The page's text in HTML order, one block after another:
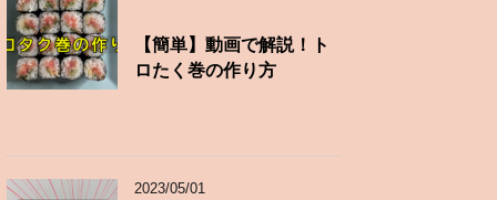
【簡単】動画で解説！ト
ロたく巻の作り方
2023/05/01